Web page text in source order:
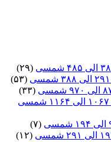
(۲۹)
(۵۳)
(۳۳)
(۷)
(۱۲)